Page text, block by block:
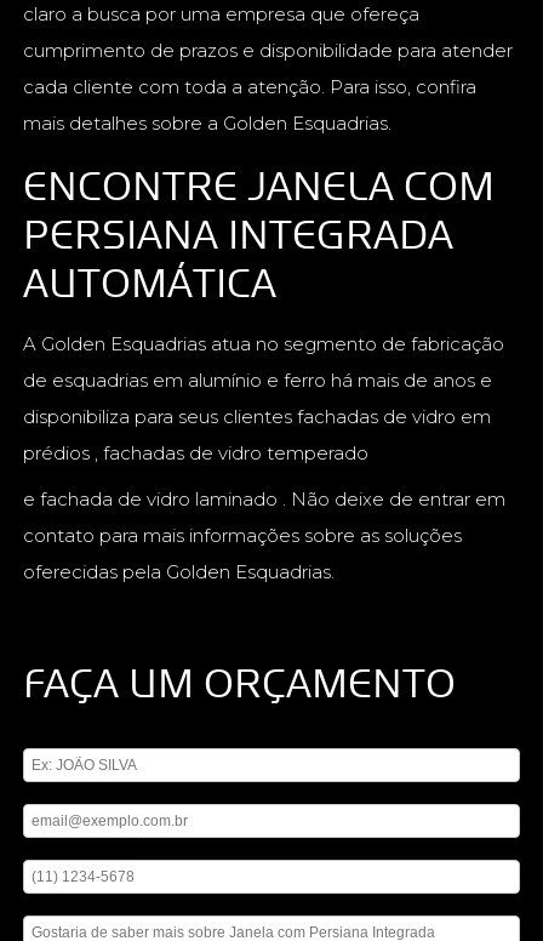
claro a busca por uma empresa que ofereça
cumprimento de prazos e disponibilidade para atender
cada cliente com toda a atenção. Para isso, confira
mais detalhes sobre a Golden Esquadrias.
ENCONTRE JANELA COM
PERSIANA INTEGRADA
AUTOMÁTICA
A Golden Esquadrias atua no segmento de fabricação
de esquadrias em alumínio e ferro há mais de anos e
disponibiliza para seus clientes fachadas de vidro em
prédios , fachadas de vidro temperado
e fachada de vidro laminado . Não deixe de entrar em
contato para mais informações sobre as soluções
oferecidas pela Golden Esquadrias.
FAÇA UM ORÇAMENTO